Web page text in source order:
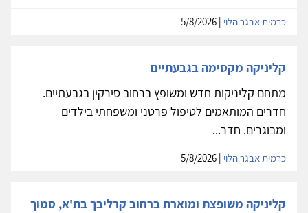
כרמית אבגר הלוי
קליניקה מקסימה בגבעתיים
מתחם קליניקות חדש ומשופץ ברחוב סירקין בגבעתיים.
חדרים המותאמים לטיפול פרטני ומשפחתי בילדים
ומבוגרים. חדר...
כרמית אבגר הלוי
קליניקה משופצת ומוארת ברחוב קרליבך בת'א, סמוך